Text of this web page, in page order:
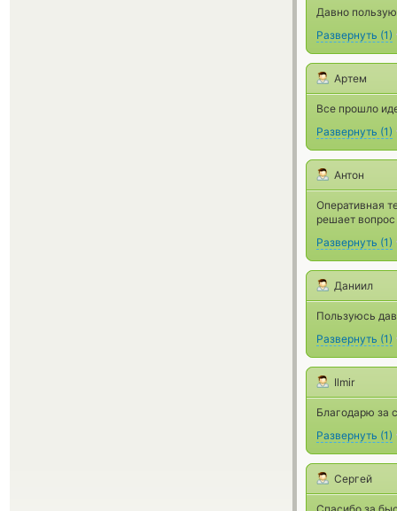
Давно
Развернуть (1)
Артем
Все прошло
Развернуть (1)
Антон
Оперативная
решает
Развернуть (1)
Даниил
Пользуюсь
Развернуть (1)
Ilmir
Благодарю за
Развернуть (1)
Сергей